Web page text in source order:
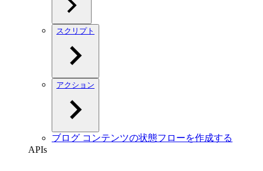
スクリプト
アクション
ブログ コンテンツの状態フローを作成する
APIs